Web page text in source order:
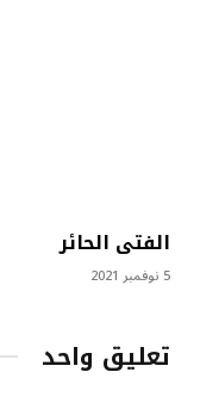
الفتى الحائر
5 نوفمبر 2021
تعليق واحد